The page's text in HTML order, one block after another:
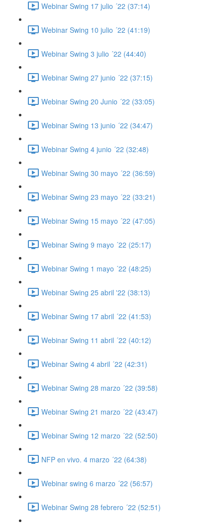
Webinar Swing 17 julio ´22 (37:14)
Webinar Swing 10 julio ´22 (41:19)
Webinar Swing 3 julio ´22 (44:40)
Webinar Swing 27 junio ´22 (37:15)
Webinar Swing 20 Junio ´22 (33:05)
Webinar Swing 13 junio ´22 (34:47)
Webinar Swing 4 junio ´22 (32:48)
Webinar Swing 30 mayo ´22 (36:59)
Webinar Swing 23 mayo ´22 (33:21)
Webinar Swing 15 mayo ´22 (47:05)
Webinar Swing 9 mayo ´22 (25:17)
Webinar Swing 1 mayo ´22 (48:25)
Webinar Swing 25 abril '22 (38:13)
Webinar Swing 17 abril ´22 (41:53)
Webinar Swing 11 abril ´22 (40:12)
Webinar Swing 4 abril ´22 (42:31)
Webinar Swing 28 marzo ´22 (39:58)
Webinar Swing 21 marzo ´22 (43:47)
Webinar Swing 12 marzo ´22 (52:50)
NFP en vivo. 4 marzo ´22 (64:38)
Webinar swing 6 marzo ´22 (56:57)
Webinar Swing 28 febrero ´22 (52:51)